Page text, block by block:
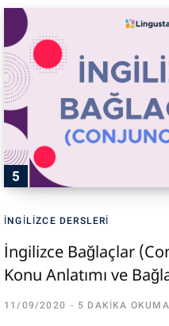
İNGILIZCE DERSLERI
İngilizce Bağlaçlar
Konu Anlatımı ve
11/09/2020 5 DAKIKA